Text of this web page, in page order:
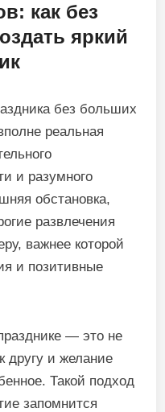
как без
яркий
без больших
реальная
и разумного
обстановка,
развлечения
важнее которой
и позитивные
— это не
другу и желание
Такой подход
запомнится